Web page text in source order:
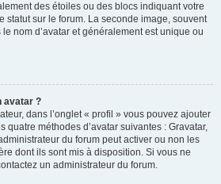
des étoiles ou des blocs indiquant votre
statut sur le forum. La seconde image, souvent
nom d’avatar et généralement est unique ou
avatar ?
dans l’onglet « profil » vous pouvez ajouter
quatre méthodes d’avatar suivantes : Gravatar,
du forum peut activer ou non les
dont ils sont mis à disposition. Si vous ne
un administrateur du forum.